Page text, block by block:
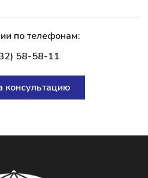
по телефонам:
58-58-11
консультацию